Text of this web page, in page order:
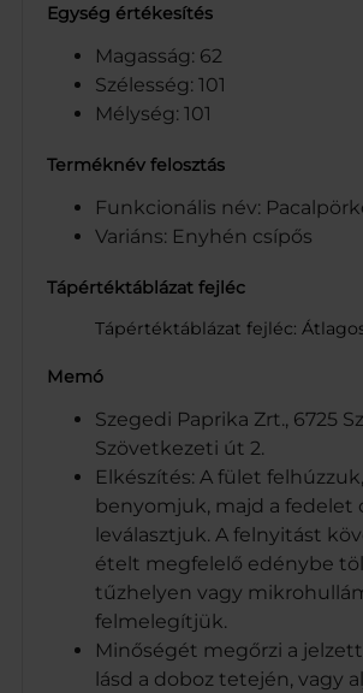
Egység értékesítés
Magasság: 62
Szélesség: 101
Mélység: 101
Terméknév felosztás
Funkcionális név:
Variáns: Enyhén csípős
Tápértéktáblázat fejléc
Tápértéktáblázat fejléc:
Memó
Szegedi Paprika Zrt., 6725
Szövetkezeti út 2.
Elkészítés: A fület
benyomjuk, majd a fedelet
leválasztjuk. A felnyitást
ételt megfelelő edénybe
tűzhelyen vagy
felmelegítjük.
Minőségét megőrzi a
lásd a doboz tetején, vagy